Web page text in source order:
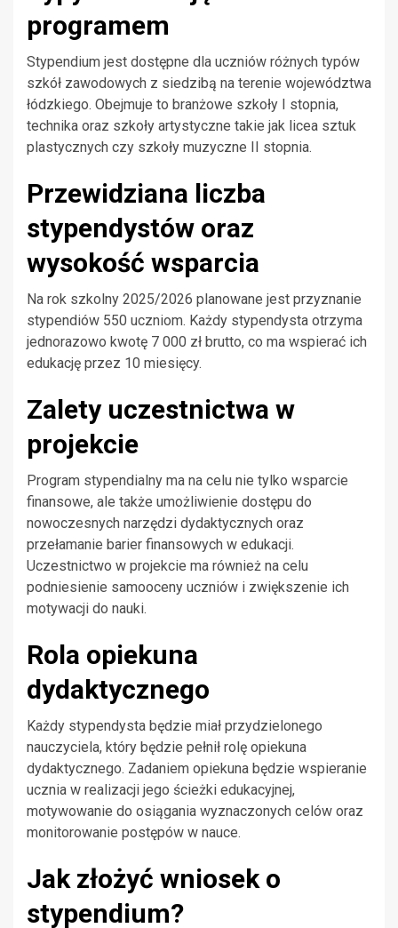
programem
Stypendium jest dostępne dla uczniów różnych typów
szkół zawodowych z siedzibą na terenie województwa
łódzkiego. Obejmuje to branżowe szkoły I stopnia,
technika oraz szkoły artystyczne takie jak licea sztuk
plastycznych czy szkoły muzyczne II stopnia.
Przewidziana liczba
stypendystów oraz
wysokość wsparcia
Na rok szkolny 2025/2026 planowane jest przyznanie
stypendiów 550 uczniom. Każdy stypendysta otrzyma
jednorazowo kwotę 7 000 zł brutto, co ma wspierać ich
edukację przez 10 miesięcy.
Zalety uczestnictwa w
projekcie
Program stypendialny ma na celu nie tylko wsparcie
finansowe, ale także umożliwienie dostępu do
nowoczesnych narzędzi dydaktycznych oraz
przełamanie barier finansowych w edukacji.
Uczestnictwo w projekcie ma również na celu
podniesienie samooceny uczniów i zwiększenie ich
motywacji do nauki.
Rola opiekuna
dydaktycznego
Każdy stypendysta będzie miał przydzielonego
nauczyciela, który będzie pełnił rolę opiekuna
dydaktycznego. Zadaniem opiekuna będzie wspieranie
ucznia w realizacji jego ścieżki edukacyjnej,
motywowanie do osiągania wyznaczonych celów oraz
monitorowanie postępów w nauce.
Jak złożyć wniosek o
stypendium?